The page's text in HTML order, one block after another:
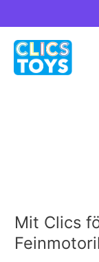
inhoud
Mit Clics
Mit
Clics
fördern